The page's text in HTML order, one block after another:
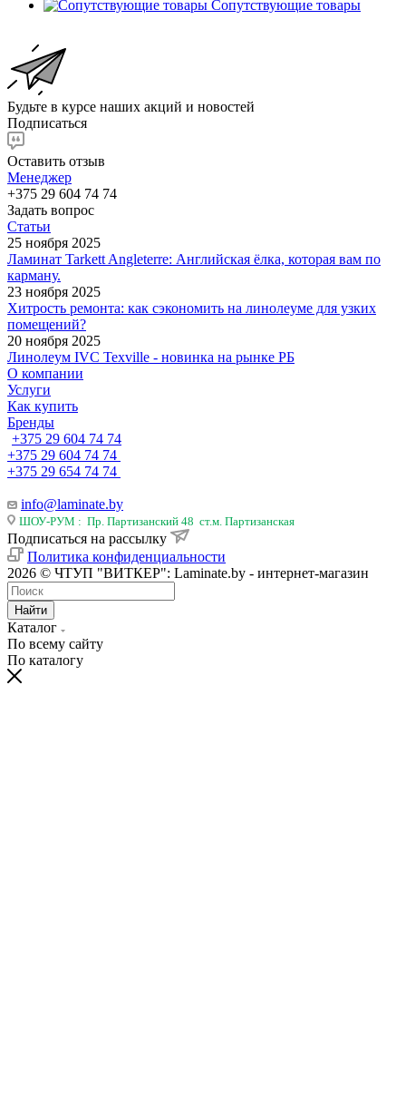
Сопутствующие товары
Будьте в курсе наших акций и новостей
Подписаться
Оставить отзыв
Менеджер
+375 29 604 74 74
Задать вопрос
Статьи
25 ноября 2025
Ламинат Tarkett Angleterre: Английская ёлка, которая вам по
карману.
23 ноября 2025
Хитрость ремонта: как сэкономить на линолеуме для узких
помещений?
20 ноября 2025
Линолеум IVC Texville - новинка на рынке РБ
О компании
Услуги
Как купить
Бренды
+375 29 604 74 74
+375 29 604 74 74
+375 29 654 74 74
info@laminate.by
ШОУ-РУМ : Пр. Партизанский 48 ст.м. Партизанская
Подписаться на рассылку
Политика конфиденциальности
2026 © ЧТУП "ВИТКЕР": Laminate.by - интернет-магазин
Найти
Каталог
По всему сайту
По каталогу